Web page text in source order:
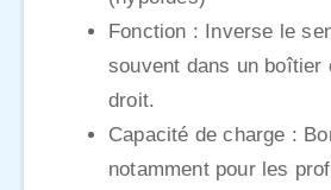
Fonction : Inverse le
souvent dans un boîtier
droit.
Capacité de charge :
notamment pour les